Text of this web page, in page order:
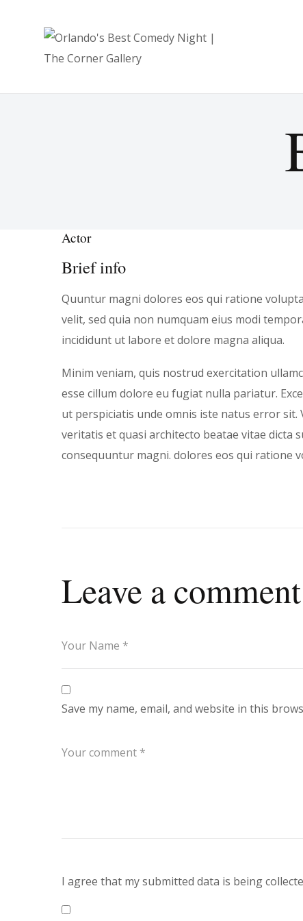
Actor
Brief info
Quuntur magni dolores eos qui ratione
velit, sed quia non numquam eius modi
incididunt ut labore et dolore magna aliqua.
Minim veniam, quis nostrud exercitation
esse cillum dolore eu fugiat nulla pariatur.
ut perspiciatis unde omnis iste natus error
veritatis et quasi architecto beatae vitae dicta
consequuntur magni. dolores eos qui ratione
Leave a comment
Save my name, email, and website in this
I agree that my submitted data is being